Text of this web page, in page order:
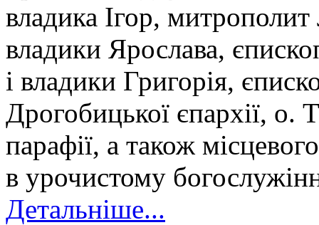
владика Ігор, митрополит
владики Ярослава,
і владики Григорія,
Дрогобицької єпархії, о.
парафії, а також
в урочистому
Детальніше...